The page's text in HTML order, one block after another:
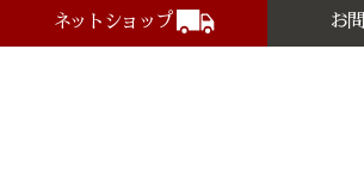
ネットショップ お